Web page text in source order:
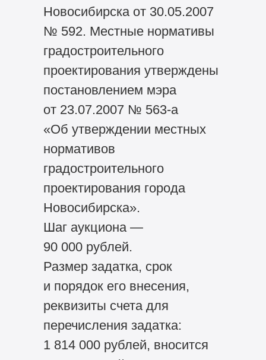
Новосибирска от 30.05.2007
№ 592. Местные нормативы
градостроительного
проектирования утверждены
постановлением мэра
от 23.07.2007 № 563-а
«Об утверждении местных
нормативов
градостроительного
проектирования города
Новосибирска».
Шаг аукциона —
90 000 рублей.
Размер задатка, срок
и порядок его внесения,
реквизиты счета для
перечисления задатка:
1 814 000 рублей, вносится